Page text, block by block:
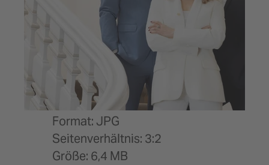
Format: JPG
Seitenverhältnis: 3:2
Größe: 6,4 MB